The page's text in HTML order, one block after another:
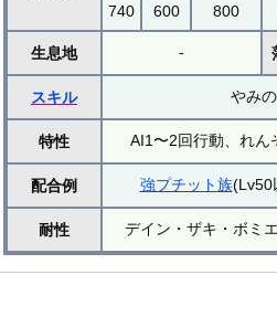
740 600 800
生息地 -
スキル やみ
特性 AI1〜2回行動、れん
配合例 強プチット族(Lv50
耐性 デイン・ザキ・ボミ